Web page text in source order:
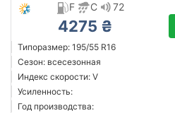
F
C 72
4275 ₴
Типоразмер: 195/55 R16
Сезон: всесезонная
Индекс скорости: V
Усиленность:
Год производства: